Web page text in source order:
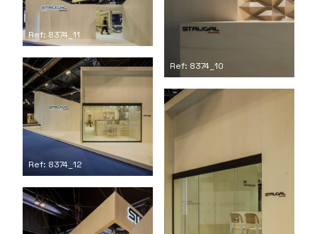
Ref: 8374_10
Ref: 8374_11
Ref: 8374_12